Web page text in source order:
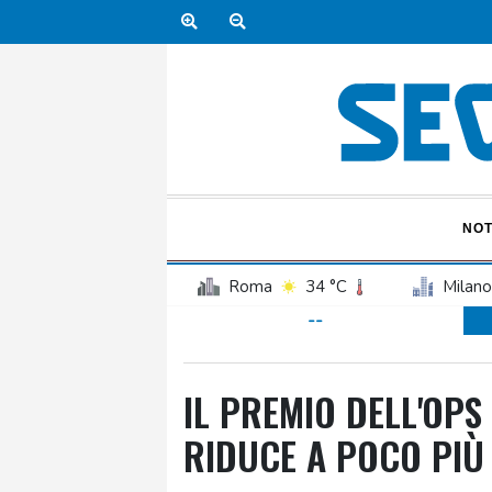
Roma 34 °C Milano
--
IL PREMIO
RIDUCE A POCO